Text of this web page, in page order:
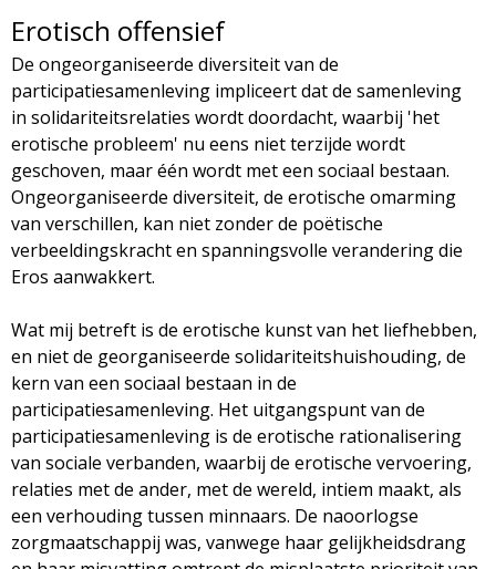
Erotisch offensief
De ongeorganiseerde diversiteit van de
participatiesamenleving impliceert dat de samenleving
in solidariteitsrelaties wordt doordacht, waarbij 'het
erotische probleem' nu eens niet terzijde wordt
geschoven, maar één wordt met een sociaal bestaan.
Ongeorganiseerde diversiteit, de erotische omarming
van verschillen, kan niet zonder de poëtische
verbeeldingskracht en spanningsvolle verandering die
Eros aanwakkert.
Wat mij betreft is de erotische kunst van het liefhebben,
en niet de georganiseerde solidariteitshuishouding, de
kern van een sociaal bestaan in de
participatiesamenleving. Het uitgangspunt van de
participatiesamenleving is de erotische rationalisering
van sociale verbanden, waarbij de erotische vervoering,
relaties met de ander, met de wereld, intiem maakt, als
een verhouding tussen minnaars. De naoorlogse
zorgmaatschappij was, vanwege haar gelijkheidsdrang